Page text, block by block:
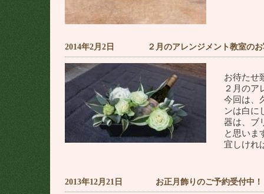
2014年2月2日 ２月のアレンジメント教室のお
お待たせ
２月のア
今回は、
ンは白に
器は、ブ
と思いま
宜しけれ
2013年12月21日 お正月飾りのご予約受付中！